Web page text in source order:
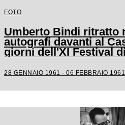
FOTO
Umberto Bindi ritratto
autografi davanti al
giorni dell'XI Festival
28 GENNAIO 1961 - 06 FEBBRAIO 1961